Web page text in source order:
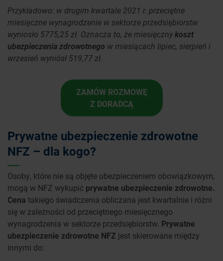
Przykładowo: w drugim kwartale 2021 r. przeciętne
miesięczne wynagrodzenie w sektorze przedsiębiorstw
wyniosło 5775,25 zł. Oznacza to, że miesięcznykoszt
ubezpieczenia zdrowotnego w miesiącach lipiec, sierpień i
wrzesień wyniósł 519,77 zł.
ZAMÓW ROZMOWĘ
Z DORADCĄ
Prywatne ubezpieczenie zdrowotne
NFZ – dla kogo?
Osoby, które nie są objęte ubezpieczeniem obowiązkowym,
mogą w NFZ wykupić prywatne ubezpieczenie zdrowotne.
Cena takiego świadczenia obliczana jest kwartalnie i różni
się w zależności od przeciętnego miesięcznego
wynagrodzenia w sektorze przedsiębiorstw. Prywatne
ubezpieczenie zdrowotne NFZ jest skierowane między
innymi do: